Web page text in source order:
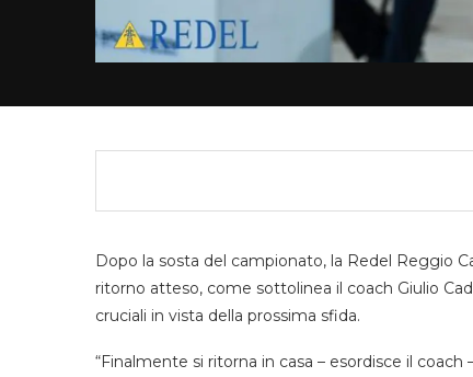
Dopo la sosta del campionato, la Redel Reggio
ritorno atteso, come sottolinea il coach Giulio
cruciali in vista della prossima sfida.
“Finalmente si ritorna in casa – esordisce il